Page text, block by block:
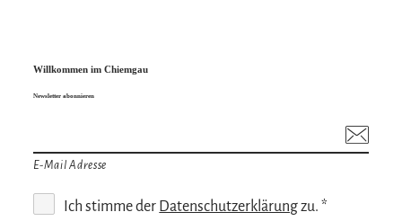
Willkommen im Chiemgau
Newsletter abonnieren
E-Mail Adresse
Ich stimme der Datenschutzerklärungzu. *